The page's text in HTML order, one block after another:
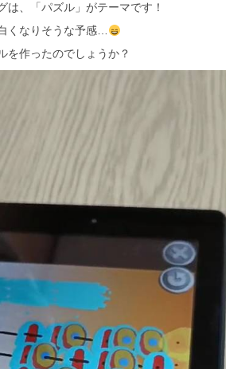
は、「パズル」がテーマです！
くなりそうな予感…
を作ったのでしょうか？